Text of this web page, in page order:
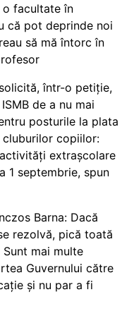
o facultate în
că pot deprinde noi
să mă întorc în
într-o petiție,
de a nu mai
posturile la plata
copiilor:
extrașcolare
1 septembrie, spun
Barna: Dacă
rezolvă, pică toată
mai multe
Guvernului către
și nu par a fi